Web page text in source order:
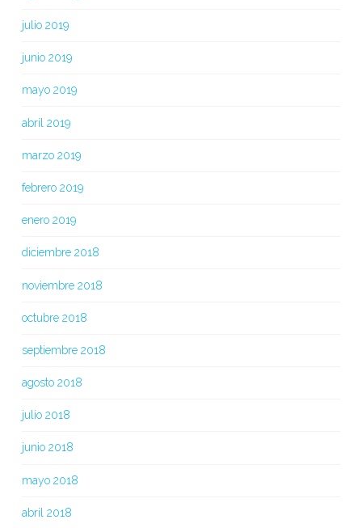
julio 2019
junio 2019
mayo 2019
abril 2019
marzo 2019
febrero 2019
enero 2019
diciembre 2018
noviembre 2018
octubre 2018
septiembre 2018
agosto 2018
julio 2018
junio 2018
mayo 2018
abril 2018